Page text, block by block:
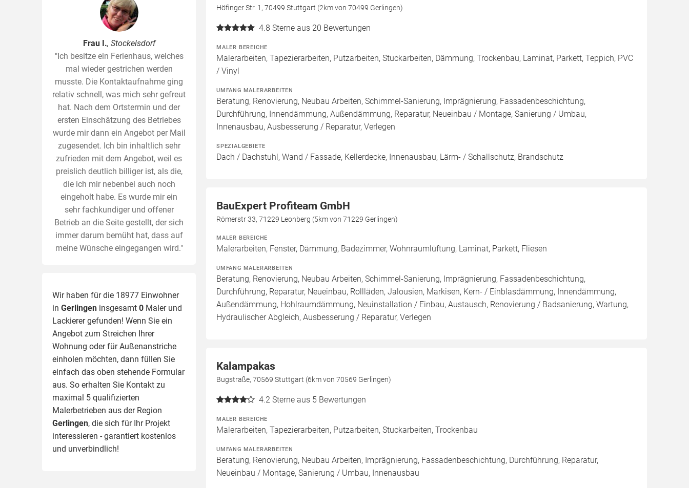
Frau I., Stockelsdorf
"Ich besitze ein Ferienhaus, welches
mal wieder gestrichen werden
musste. Die Kontaktaufnahme ging
relativ schnell, was mich sehr gefreut
hat. Nach dem Ortstermin und der
ersten Einschätzung des Betriebes
wurde mir dann ein Angebot per Mail
zugesendet. Ich bin inhaltlich sehr
zufrieden mit dem Angebot, weil es
preislich deutlich billiger ist, als die,
die ich mir nebenbei auch noch
eingeholt habe. Es wurde mir ein
sehr fachkundiger und offener
Betrieb an die Seite gestellt, der sich
immer darum bemüht hat, dass auf
meine Wünsche eingegangen wird."
Wir haben für die 18977 Einwohner
in Gerlingen insgesamt 0 Maler und
Lackierer gefunden! Wenn Sie ein
Angebot zum Streichen Ihrer
Wohnung oder für Außenanstriche
einholen möchten, dann füllen Sie
einfach das oben stehende Formular
aus. So erhalten Sie Kontakt zu
maximal 5 qualifizierten
Malerbetrieben aus der Region
Gerlingen, die sich für Ihr Projekt
interessieren - garantiert kostenlos
und unverbindlich!
Höfinger Str. 1, 70499 Stuttgart (2km von 70499 Gerlingen)
4.8 Sterne aus 20 Bewertungen
MALER BEREICHE
Malerarbeiten, Tapezierarbeiten, Putzarbeiten, Stuckarbeiten, Dämmung, Trockenbau, Laminat, Parkett, Teppich, PVC
/ Vinyl
UMFANG MALERARBEITEN
Beratung, Renovierung, Neubau Arbeiten, Schimmel-Sanierung, Imprägnierung, Fassadenbeschichtung,
Durchführung, Innendämmung, Außendämmung, Reparatur, Neueinbau / Montage, Sanierung / Umbau,
Innenausbau, Ausbesserung / Reparatur, Verlegen
SPEZIALGEBIETE
Dach / Dachstuhl, Wand / Fassade, Kellerdecke, Innenausbau, Lärm- / Schallschutz, Brandschutz
BauExpert Profiteam GmbH
Römerstr 33, 71229 Leonberg (5km von 71229 Gerlingen)
MALER BEREICHE
Malerarbeiten, Fenster, Dämmung, Badezimmer, Wohnraumlüftung, Laminat, Parkett, Fliesen
UMFANG MALERARBEITEN
Beratung, Renovierung, Neubau Arbeiten, Schimmel-Sanierung, Imprägnierung, Fassadenbeschichtung,
Durchführung, Reparatur, Neueinbau, Rollläden, Jalousien, Markisen, Kern- / Einblasdämmung, Innendämmung,
Außendämmung, Hohlraumdämmung, Neuinstallation / Einbau, Austausch, Renovierung / Badsanierung, Wartung,
Hydraulischer Abgleich, Ausbesserung / Reparatur, Verlegen
Kalampakas
Bugstraße, 70569 Stuttgart (6km von 70569 Gerlingen)
4.2 Sterne aus 5 Bewertungen
MALER BEREICHE
Malerarbeiten, Tapezierarbeiten, Putzarbeiten, Stuckarbeiten, Trockenbau
UMFANG MALERARBEITEN
Beratung, Renovierung, Neubau Arbeiten, Imprägnierung, Fassadenbeschichtung, Durchführung, Reparatur,
Neueinbau / Montage, Sanierung / Umbau, Innenausbau